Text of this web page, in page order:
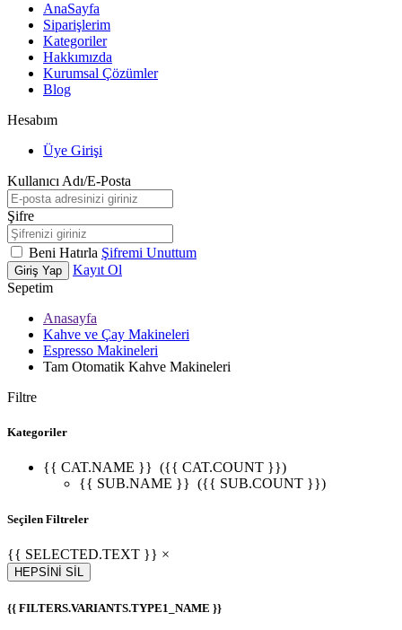
AnaSayfa
Siparişlerim
Kategoriler
Hakkımızda
Kurumsal Çözümler
Blog
Hesabım
Üye Girişi
Kullanıcı Adı/E-Posta
Şifre
Beni Hatırla Şifremi Unuttum
Giriş Yap
Kayıt Ol
Sepetim
Anasayfa
Kahve ve Çay Makineleri
Espresso Makineleri
Tam Otomatik Kahve Makineleri
Filtre
Kategoriler
{{ CAT.NAME }} ({{ CAT.COUNT }})
{{ SUB.NAME }} ({{ SUB.COUNT }})
Seçilen Filtreler
{{ SELECTED.TEXT }} ×
HEPSİNİ SİL
{{ FILTERS.VARIANTS.TYPE1_NAME }}